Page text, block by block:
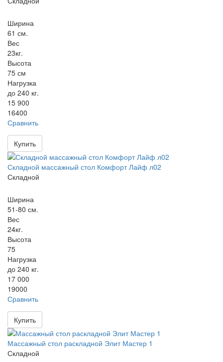
Ширина
61 см.
Вес
23кг.
Высота
75 см
Нагрузка
до 240 кг.
15 900
16400
Сравнить
Купить
Складной массажный стол Комфорт Лайф л02
Складной
Ширина
51-80 см.
Вес
24кг.
Высота
75
Нагрузка
до 240 кг.
17 000
19000
Сравнить
Купить
Массажный стол раскладной Элит Мастер 1
Складной